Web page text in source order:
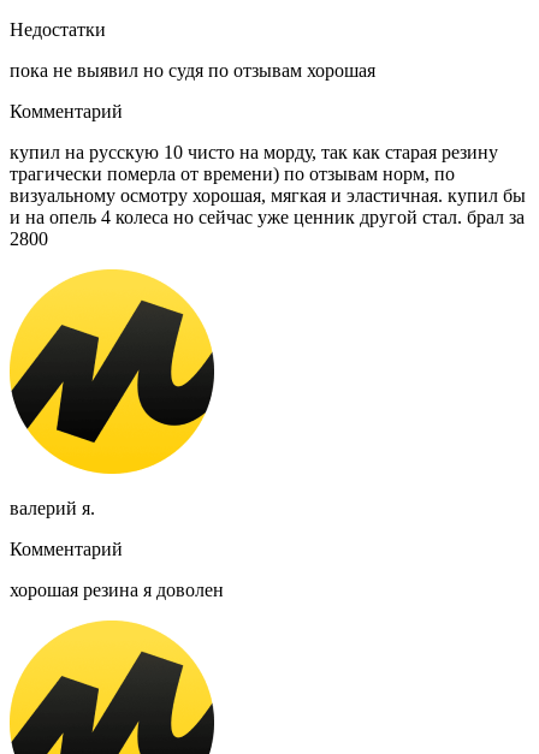
Недостатки
пока не выявил но судя по отзывам хорошая
Комментарий
купил на русскую 10 чисто на морду, так как старая резину
трагически померла от времени) по отзывам норм, по
визуальному осмотру хорошая, мягкая и эластичная. купил бы
и на опель 4 колеса но сейчас уже ценник другой стал. брал за
2800
валерий я.
Комментарий
хорошая резина я доволен